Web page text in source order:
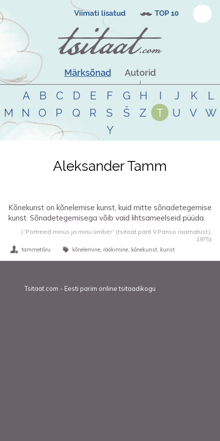
Viimati lisatud TOP 10
Märksõnad Autorid
A B C D E F G H I J K
L
M
N O P Q R S Š Z T U V
W
Y
Aleksander Tamm
Kõnekunst on kõnelemise kunst, kuid mitte sõnadetegemise
kunst. Sõnadetegemisega võib vaid lihtsameelseid püüda.
(“Portreed minus ja minu ümber” (tsitaat pärit V.Panso raamatust),
1975)
tammet6ru kõnelemine rääkimine kõnekunst kunst
Tsitaat.com - Eesti parim online tsitaadikogu